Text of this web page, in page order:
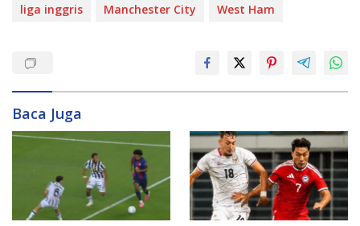
liga inggris Manchester City West Ham
Baca Juga